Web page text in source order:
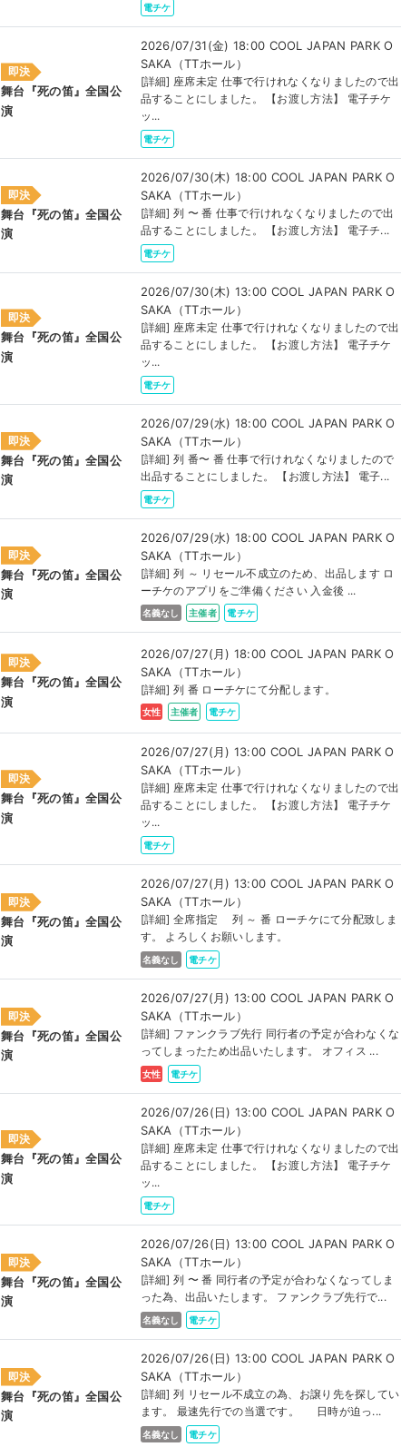
電チケ
即決
舞台『死の笛』全国公
演
2026/07/31(金) 18:00 COOL JAPAN PARK O
SAKA（TTホール）
[詳細] 座席未定 仕事で行けれなくなりましたので出
品することにしました。 【お渡し方法】 電子チケ
ッ...
電チケ
即決
舞台『死の笛』全国公
演
2026/07/30(木) 18:00 COOL JAPAN PARK O
SAKA（TTホール）
[詳細] 列 〜 番 仕事で行けれなくなりましたので出
品することにしました。 【お渡し方法】 電子チ...
電チケ
即決
舞台『死の笛』全国公
演
2026/07/30(木) 13:00 COOL JAPAN PARK O
SAKA（TTホール）
[詳細] 座席未定 仕事で行けれなくなりましたので出
品することにしました。 【お渡し方法】 電子チケ
ッ...
電チケ
即決
舞台『死の笛』全国公
演
2026/07/29(水) 18:00 COOL JAPAN PARK O
SAKA（TTホール）
[詳細] 列 番〜 番 仕事で行けれなくなりましたので
出品することにしました。 【お渡し方法】 電子...
電チケ
即決
舞台『死の笛』全国公
演
2026/07/29(水) 18:00 COOL JAPAN PARK O
SAKA（TTホール）
[詳細] 列 ～ リセール不成立のため、出品します ロ
ーチケのアプリをご準備ください 入金後 ...
名義なし 主催者 電チケ
即決
舞台『死の笛』全国公
演
2026/07/27(月) 18:00 COOL JAPAN PARK O
SAKA（TTホール）
[詳細] 列 番 ローチケにて分配します。
女性 主催者 電チケ
即決
舞台『死の笛』全国公
演
2026/07/27(月) 13:00 COOL JAPAN PARK O
SAKA（TTホール）
[詳細] 座席未定 仕事で行けれなくなりましたので出
品することにしました。 【お渡し方法】 電子チケ
ッ...
電チケ
即決
舞台『死の笛』全国公
演
2026/07/27(月) 13:00 COOL JAPAN PARK O
SAKA（TTホール）
[詳細] 全席指定 列 ～ 番 ローチケにて分配致しま
す。 よろしくお願いします。
名義なし 電チケ
即決
舞台『死の笛』全国公
演
2026/07/27(月) 13:00 COOL JAPAN PARK O
SAKA（TTホール）
[詳細] ファンクラブ先行 同行者の予定が合わなくな
ってしまったため出品いたします。 オフィス ...
女性 電チケ
即決
舞台『死の笛』全国公
演
2026/07/26(日) 13:00 COOL JAPAN PARK O
SAKA（TTホール）
[詳細] 座席未定 仕事で行けれなくなりましたので出
品することにしました。 【お渡し方法】 電子チケ
ッ...
電チケ
即決
舞台『死の笛』全国公
演
2026/07/26(日) 13:00 COOL JAPAN PARK O
SAKA（TTホール）
[詳細] 列 〜 番 同行者の予定が合わなくなってしま
った為、出品いたします。 ファンクラブ先行で...
名義なし 電チケ
即決
舞台『死の笛』全国公
演
2026/07/26(日) 13:00 COOL JAPAN PARK O
SAKA（TTホール）
[詳細] 列 リセール不成立の為、お譲り先を探してい
ます。 最速先行での当選です。 日時が迫っ...
名義なし 電チケ